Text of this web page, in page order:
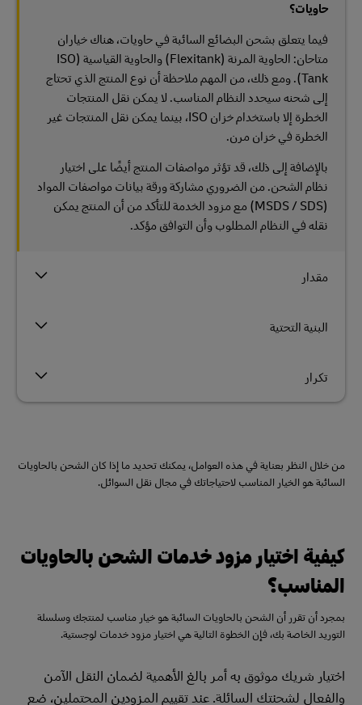
مقدار
البنية التحتية
تكرار
حاويات؟
فيما يتعلق بشحن البضائع السائبة في حاويات، هناك خياران
متاحان: الحاوية المرنة (Flexitank) والحاوية القياسية (ISO
Tank). ومع ذلك، من المهم ملاحظة أن نوع المنتج الذي تحتاج
إلى شحنه سيحدد النظام المناسب. لا يمكن نقل المنتجات
الخطرة إلا باستخدام خزان ISO، بينما يمكن نقل المنتجات غير
الخطرة في خزان مرن.
بالإضافة إلى ذلك، قد تؤثر مواصفات المنتج أيضًا على اختيار
نظام الشحن. من الضروري مشاركة ورقة بيانات مواصفات المواد
(MSDS / SDS) مع مزود الخدمة للتأكد من أن المنتج يمكن
نقله في النظام المطلوب وأن التوافق مؤكد.
من خلال النظر بعناية في هذه العوامل، يمكنك تحديد ما إذا كان الشحن بالحاويات
السائبة هو الخيار المناسب لاحتياجاتك في مجال نقل السوائل.
كيفية اختيار مزود خدمات الشحن بالحاويات
المناسب؟
بمجرد أن تقرر أن الشحن بالحاويات السائبة هو خيار مناسب لمنتجك وسلسلة
التوريد الخاصة بك، فإن الخطوة التالية هي اختيار مزود خدمات لوجستية.
اختيار شريك موثوق به أمر بالغ الأهمية لضمان النقل الآمن
والفعال لشحنتك السائلة. عند تقييم المزودين المحتملين، ضع